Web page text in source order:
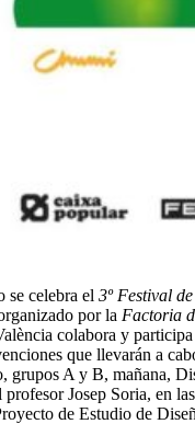
se celebra el 3º Festival
por la Factoria
colabora y
que llevarán a
grupos A y B, mañana,
Josep Soria, en
de Estudio de